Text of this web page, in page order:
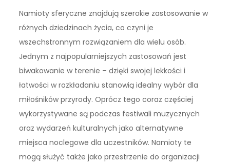
Namioty sferyczne znajdują szerokie zastosowanie w
różnych dziedzinach życia, co czyni je
wszechstronnym rozwiązaniem dla wielu osób.
Jednym z najpopularniejszych zastosowań jest
biwakowanie w terenie – dzięki swojej lekkości i
łatwości w rozkładaniu stanowią idealny wybór dla
miłośników przyrody. Oprócz tego coraz częściej
wykorzystywane są podczas festiwali muzycznych
oraz wydarzeń kulturalnych jako alternatywne
miejsca noclegowe dla uczestników. Namioty te
mogą służyć także jako przestrzenie do organizacji